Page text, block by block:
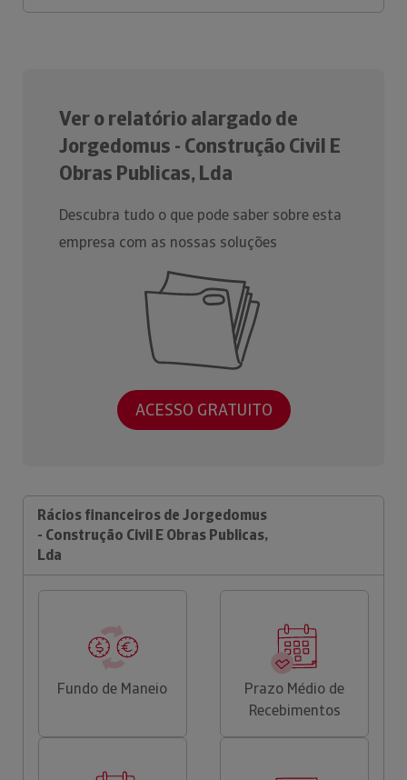
Ver o relatório alargado de
Jorgedomus - Construção Civil E
Obras Publicas, Lda
Descubra tudo o que pode saber sobre esta
empresa com as nossas soluções
ACESSO GRATUITO
Rácios financeiros de Jorgedomus
- Construção Civil E Obras Publicas,
Lda
Fundo de Maneio
Prazo Médio de
Recebimentos